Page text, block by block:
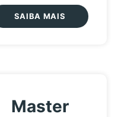
SAIBA MAIS
Master